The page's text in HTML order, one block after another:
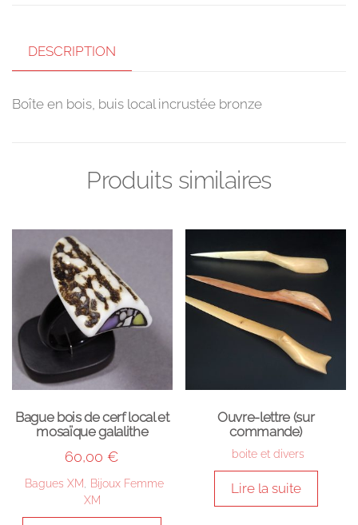
DESCRIPTION
Boîte en bois, buis local incrustée bronze
Produits similaires
Bague bois de cerf local et
mosaïque galalithe
60,00€
Bagues XM
Bijoux Femme
XM
Ouvre-lettre (sur
commande)
boite et divers
Lire la suite